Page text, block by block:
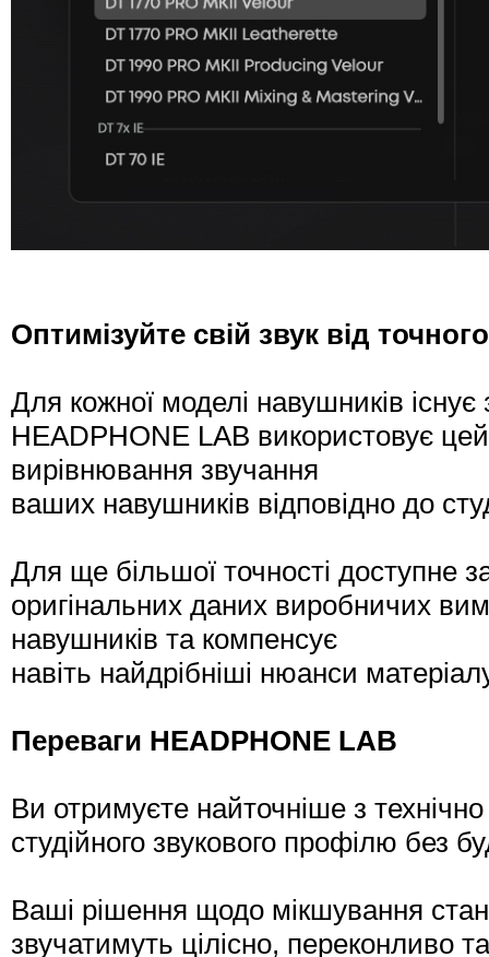
Оптимізуйте свій звук від
Для кожної моделі навушників
HEADPHONE LAB використовує
вирівнювання звучання
ваших навушників відповідно до
Для ще більшої точності доступне
оригінальних даних виробничих
навушників та компенсує
навіть найдрібніші нюанси
Переваги HEADPHONE LAB
Ви отримуєте найточніше з
студійного звукового профілю без
Ваші рішення щодо мікшування
звучатимуть цілісно, переконливо